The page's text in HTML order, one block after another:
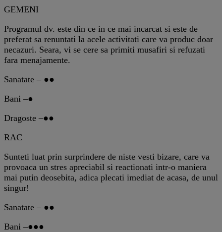
GEMENI
Programul dv. este din ce in ce mai incarcat si este de
preferat sa renuntati la acele activitati care va produc doar
necazuri. Seara, vi se cere sa primiti musafiri si refuzati
fara menajamente.
Sanatate – ●●
Bani –●
Dragoste –●●
RAC
Sunteti luat prin surprindere de niste vesti bizare, care va
provoaca un stres apreciabil si reactionati intr-o maniera
mai putin deosebita, adica plecati imediat de acasa, de unul
singur!
Sanatate – ●●
Bani –●●●